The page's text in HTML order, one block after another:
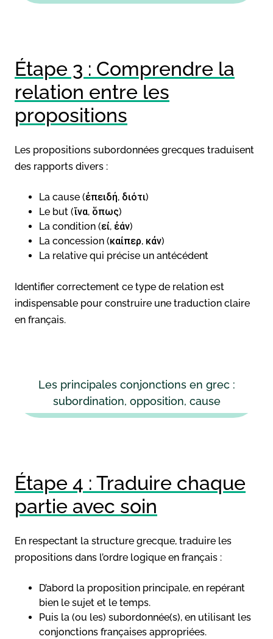
Étape 3 : Comprendre la
relation entre les
propositions
Les propositions subordonnées grecques traduisent
des rapports divers :
La cause (ἐπειδή, διότι)
Le but (ἵνα, ὅπως)
La condition (εἰ, ἐάν)
La concession (καίπερ, κἀν)
La relative qui précise un antécédent
Identifier correctement ce type de relation est
indispensable pour construire une traduction claire
en français.
Les principales conjonctions en grec :
subordination, opposition, cause
Étape 4 : Traduire chaque
partie avec soin
En respectant la structure grecque, traduire les
propositions dans l’ordre logique en français :
D’abord la proposition principale, en repérant
bien le sujet et le temps.
Puis la (ou les) subordonnée(s), en utilisant les
conjonctions françaises appropriées.